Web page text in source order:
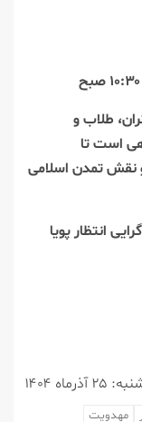
طلاب و
است تا
نقش تمدن اسلامی
انتظار پویا
۱۴۰۴
مهدویت